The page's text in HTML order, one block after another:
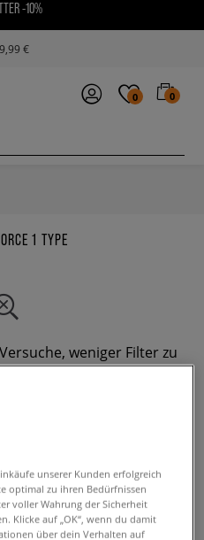
-10%
€
0 0
1 TYPE
weniger Filter zu
Sneaker – ein
unserer Kunden erfolgreich
optimal zu ihren Bedürfnissen
voller Wahrung der Sicherheit
Klicke auf „OK“, wenn du damit
über dein Verhalten auf